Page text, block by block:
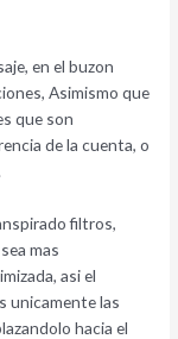
en el buzon
Asimismo que
que son
de la cuenta, o
filtros,
mas
asi el
unicamente las
hacia el